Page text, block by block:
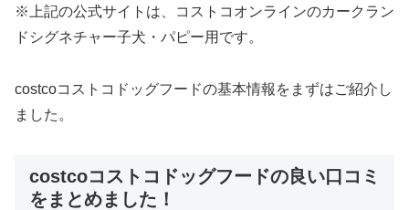
※上記の公式サイトは、コストコオンラインのカークラン
ドシグネチャー子犬・パピー用です。
costcoコストコドッグフードの基本情報をまずはご紹介し
ました。
costcoコストコドッグフードの良い口コミ
をまとめました！